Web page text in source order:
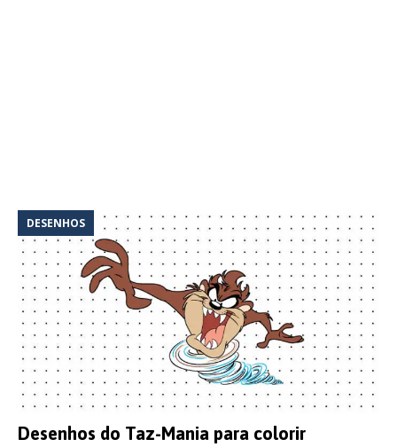
DESENHOS
Desenhos do Taz-Mania para colorir